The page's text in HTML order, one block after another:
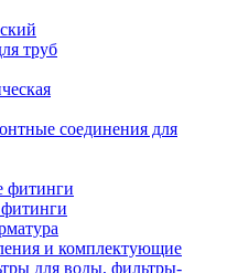
труб
соединения для
фитинги
и комплектующие
для воды, фильтры-